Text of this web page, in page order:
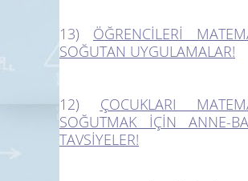
13) ÖĞRENCİLERİ
SOĞUTAN UYGULAMALAR!
12) ÇOCUKLARI
SOĞUTMAK İÇİN ANNE-
TAVSİYELER!